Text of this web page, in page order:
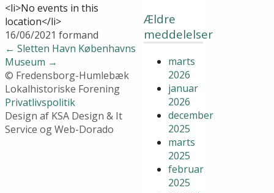
Ældre
meddelelser
marts
2026
januar
2026
december
2025
marts
2025
februar
2025
<li>No events in this
location</li>
16/06/2021 formand
← Sletten Havn Københavns
Museum →
© Fredensborg-Humlebæk
Lokalhistoriske Forening
Privatlivspolitik
Design af KSA Design & It
Service og Web-Dorado